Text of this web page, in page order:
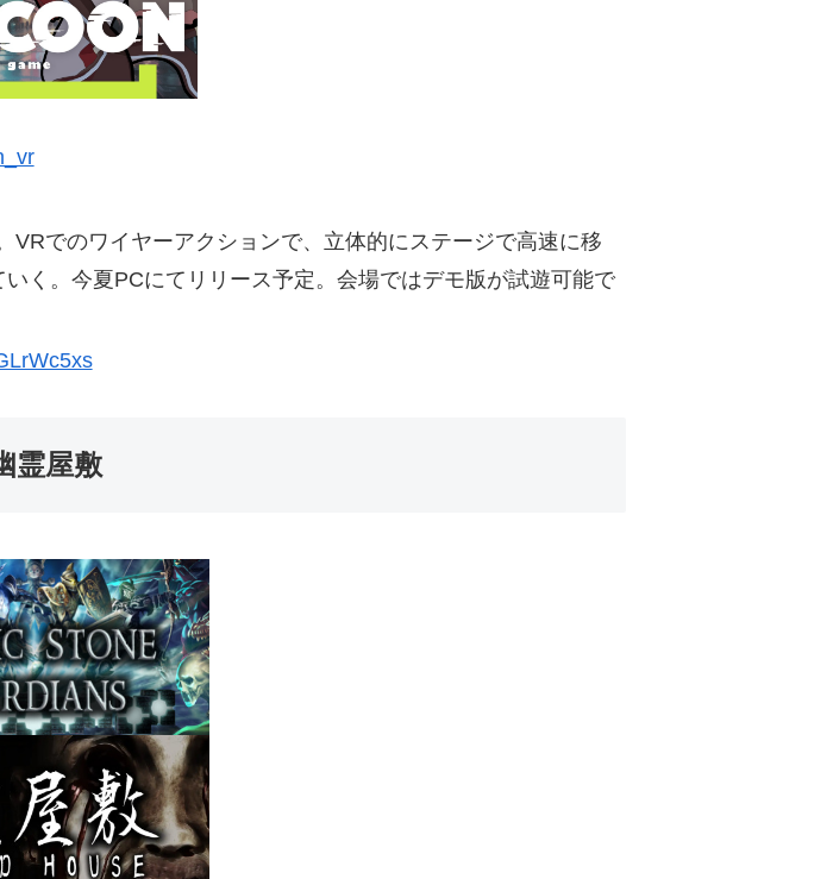
でのワイヤーアクションで、立体的にステージで高速に移
く。今夏PCにてリリース予定。会場ではデモ版が試遊可能で
霊屋敷